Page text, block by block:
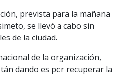
prevista para la mañana
se llevó a cabo sin
de la ciudad.
de la organización,
dando es por recuperar la